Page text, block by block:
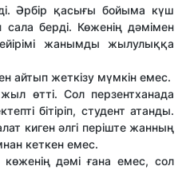
Әрбір қасығы бойыма күш
берді. Көженің дәмімен
жанымды жылулыққа
айтып жеткізу мүмкін емес.
өтті. Сол перзентханада
бітіріп, студент атанды.
киген әлгі періште жанның
кеткен емес.
дәмі ғана емес, сол